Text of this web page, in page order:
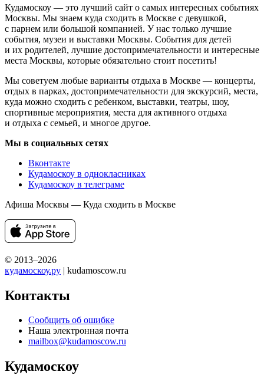
Кудамоскоу — это лучший сайт о самых интересных событиях
Москвы. Мы знаем куда сходить в Москве с девушкой,
с парнем или большой компанией. У нас только лучшие
события, музеи и выставки Москвы. События для детей
и их родителей, лучшие достопримечательности и интересные
места Москвы, которые обязательно стоит посетить!
Мы советуем любые варианты отдыха в Москве — концерты,
отдых в парках, достопримечательности для экскурсий, места,
куда можно сходить с ребенком, выставки, театры, шоу,
спортивные мероприятия, места для активного отдыха
и отдыха с семьей, и многое другое.
Мы в социальных сетях
Вконтакте
Кудамоскоу в однокласниках
Кудамоскоу в телеграме
Афиша Москвы — Куда сходить в Москве
© 2013–2026
кудамоскоу.ру | kudamoscow.ru
Контакты
Сообщить об ошибке
Наша электронная почта
mailbox@kudamoscow.ru
Кудамоскоу